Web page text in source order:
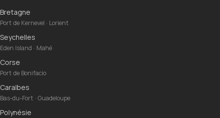
Bretagne
Port de Kernevel · Lorient
Seychelles
Eden Island · Mahé
Corse
Port de Bonifacio
Caraïbes
Bas-du-Fort · Guadeloupe
Polynésie